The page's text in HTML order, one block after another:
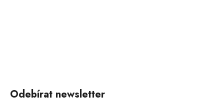
Odebírat newsletter